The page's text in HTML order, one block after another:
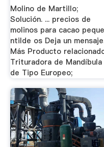
Molino de Martillo;
Solución. ... precios de
molinos para cacao peque
ntilde os Deja un
Más Producto
Trituradora de Mandíbula
de Tipo Europeo;